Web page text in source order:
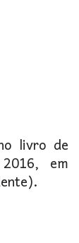
livro de
em